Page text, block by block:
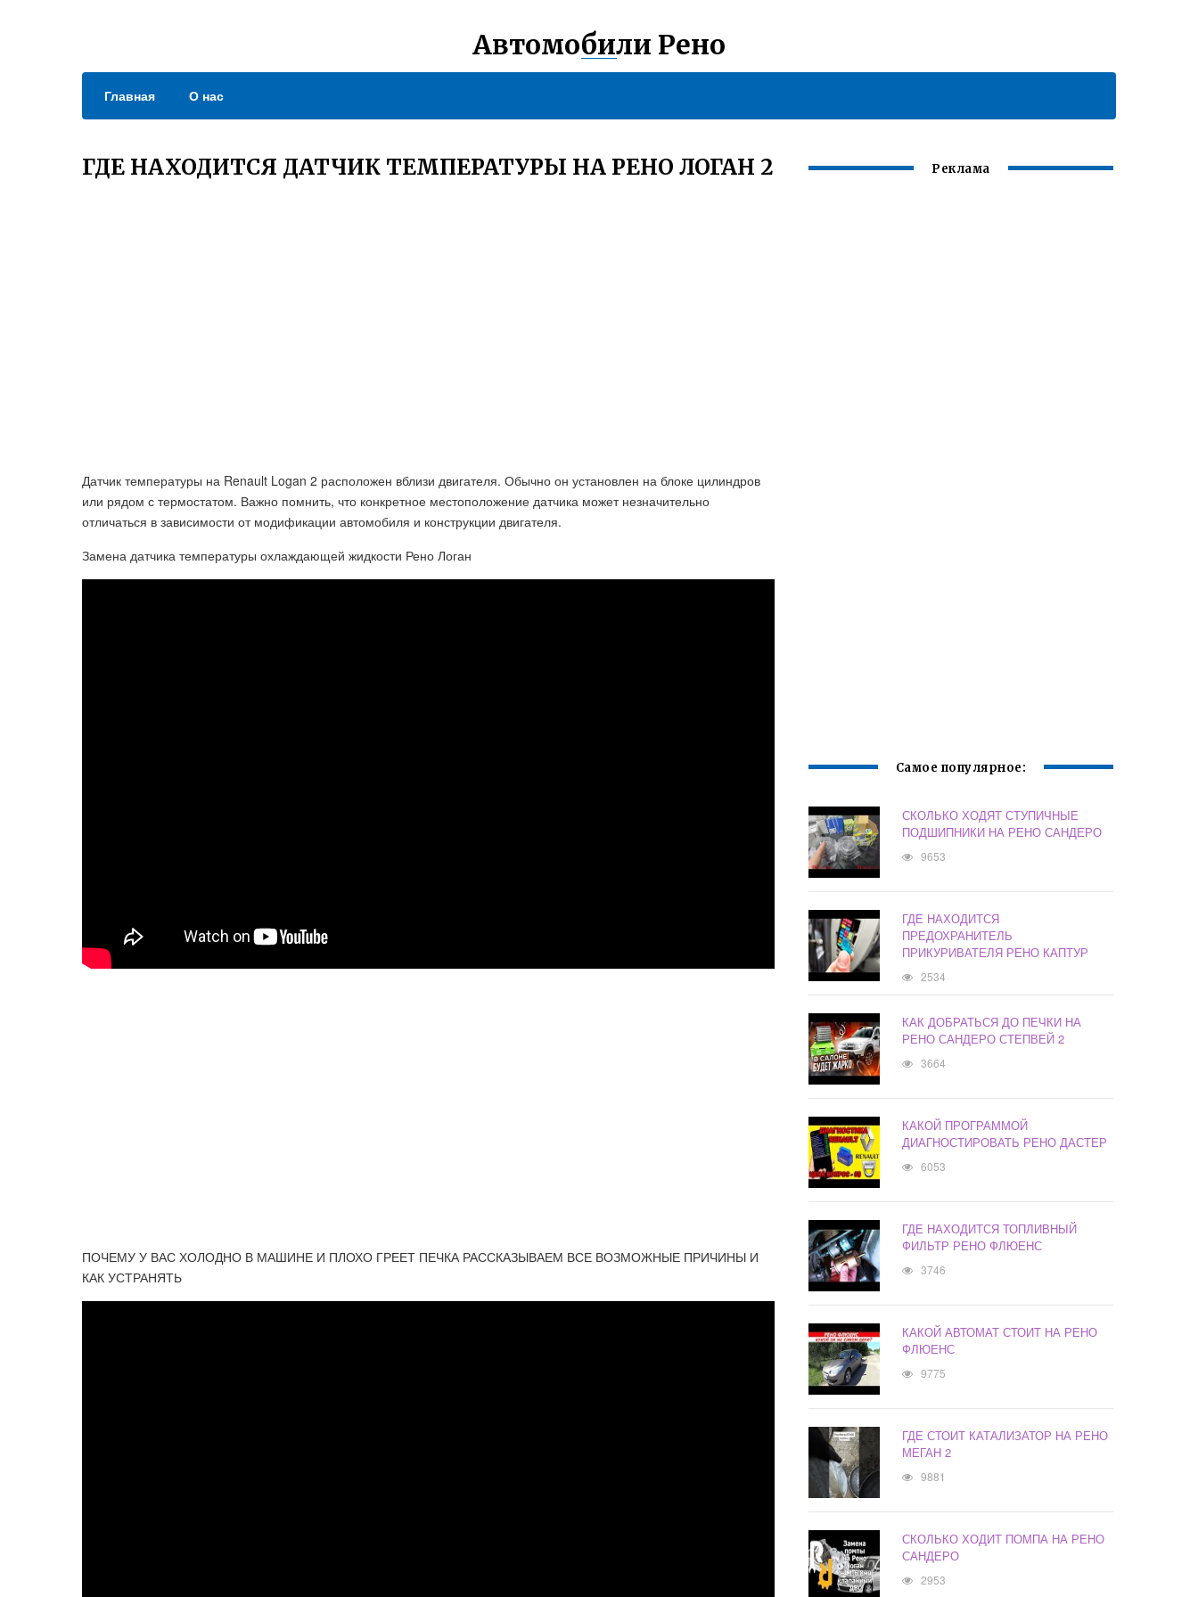
Автомобили Рено
Главная О нас
ГДЕ НАХОДИТСЯ ДАТЧИК ТЕМПЕРАТУРЫ НА РЕНО ЛОГАН 2
Датчик температуры на Renault Logan 2 расположен вблизи двигателя. Обычно он установлен на блоке цилиндров
или рядом с термостатом. Важно помнить, что конкретное местоположение датчика может незначительно
отличаться в зависимости от модификации автомобиля и конструкции двигателя.
Замена датчика температуры охлаждающей жидкости Рено Логан
ПОЧЕМУ У ВАС ХОЛОДНО В МАШИНЕ И ПЛОХО ГРЕЕТ ПЕЧКА РАССКАЗЫВАЕМ ВСЕ ВОЗМОЖНЫЕ ПРИЧИНЫ И
КАК УСТРАНЯТЬ
Реклама
Самое популярное:
СКОЛЬКО ХОДЯТ СТУПИЧНЫЕ
ПОДШИПНИКИ НА РЕНО САНДЕРО
9653
ГДЕ НАХОДИТСЯ
ПРЕДОХРАНИТЕЛЬ
ПРИКУРИВАТЕЛЯ РЕНО КАПТУР
2534
КАК ДОБРАТЬСЯ ДО ПЕЧКИ НА
РЕНО САНДЕРО СТЕПВЕЙ 2
3664
КАКОЙ ПРОГРАММОЙ
ДИАГНОСТИРОВАТЬ РЕНО ДАСТЕР
6053
ГДЕ НАХОДИТСЯ ТОПЛИВНЫЙ
ФИЛЬТР РЕНО ФЛЮЕНС
3746
КАКОЙ АВТОМАТ СТОИТ НА РЕНО
ФЛЮЕНС
9775
ГДЕ СТОИТ КАТАЛИЗАТОР НА РЕНО
МЕГАН 2
9881
СКОЛЬКО ХОДИТ ПОМПА НА РЕНО
САНДЕРО
2953